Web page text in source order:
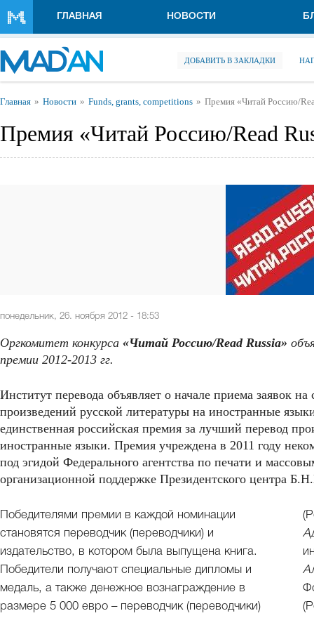
ГЛАВНАЯ НОВОСТИ
ДОБАВИТЬ В ЗАКЛАДКИ
Вы здесь
Главная Новости Funds, grants, competitions Премия «Читай Россию/
Премия «Читай Россию/Read
понедельник, 26. ноября 2012 - 18:53
Оргкомитет конкурса «Читай Россию/Read Russia»
премии 2012-2013 гг.
Институт перевода объявляет о начале приема заявок
произведений русской литературы на иностранные
единственная российская премия за лучший перевод
иностранные языки. Премия учреждена в 2011 году
под эгидой Федерального агентства по печати и
организационной поддержке Президентского центра
Победителями премии в каждой номинации
становятся переводчик (переводчики) и
издательство, в котором была выпущена книга.
Победители получают специальные дипломы и
медаль, а также денежное вознаграждение в
размере 5 000 евро – переводчик (переводчики)